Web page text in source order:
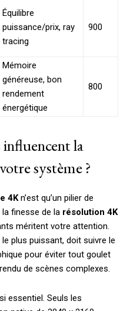
Équilibre
puissance/prix, ray
tracing
900
Mémoire
généreuse, bon
rendement
énergétique
800
la
système ?
4Kn’est qu’un pilier de
la finesse de la résolution 4K
méritent votre attention.
plus puissant, doit suivre le
pour éviter tout goulet
de scènes complexes.
essentiel. Seuls les